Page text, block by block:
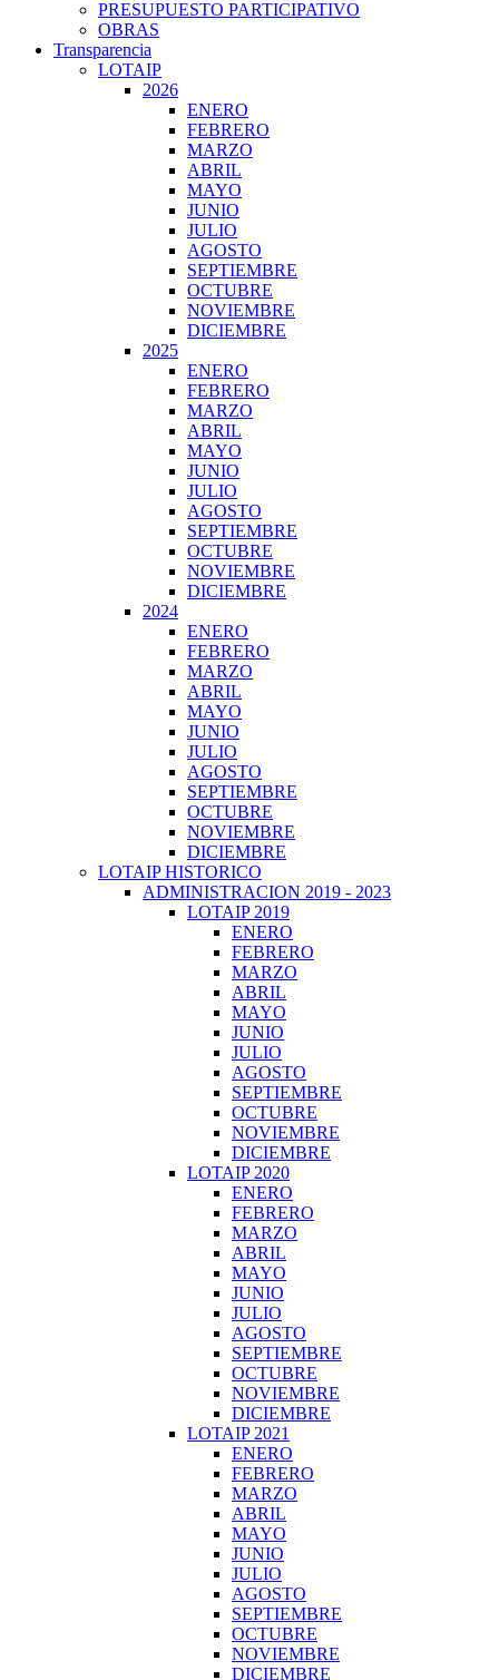
PRESUPUESTO PARTICIPATIVO
OBRAS
Transparencia
LOTAIP
2026
ENERO
FEBRERO
MARZO
ABRIL
MAYO
JUNIO
JULIO
AGOSTO
SEPTIEMBRE
OCTUBRE
NOVIEMBRE
DICIEMBRE
2025
ENERO
FEBRERO
MARZO
ABRIL
MAYO
JUNIO
JULIO
AGOSTO
SEPTIEMBRE
OCTUBRE
NOVIEMBRE
DICIEMBRE
2024
ENERO
FEBRERO
MARZO
ABRIL
MAYO
JUNIO
JULIO
AGOSTO
SEPTIEMBRE
OCTUBRE
NOVIEMBRE
DICIEMBRE
LOTAIP HISTORICO
ADMINISTRACION 2019 - 2023
LOTAIP 2019
ENERO
FEBRERO
MARZO
ABRIL
MAYO
JUNIO
JULIO
AGOSTO
SEPTIEMBRE
OCTUBRE
NOVIEMBRE
DICIEMBRE
LOTAIP 2020
ENERO
FEBRERO
MARZO
ABRIL
MAYO
JUNIO
JULIO
AGOSTO
SEPTIEMBRE
OCTUBRE
NOVIEMBRE
DICIEMBRE
LOTAIP 2021
ENERO
FEBRERO
MARZO
ABRIL
MAYO
JUNIO
JULIO
AGOSTO
SEPTIEMBRE
OCTUBRE
NOVIEMBRE
DICIEMBRE